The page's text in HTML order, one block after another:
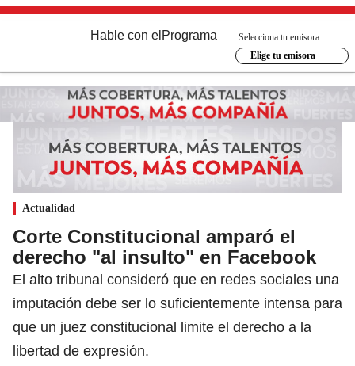
Hable con el Programa
Selecciona tu emisora
Elige tu emisora
Actualidad
Corte Constitucional amparó el
derecho "al insulto" en Facebook
El alto tribunal consideró que en redes sociales una
imputación debe ser lo suficientemente intensa para
que un juez constitucional limite el derecho a la
libertad de expresión.